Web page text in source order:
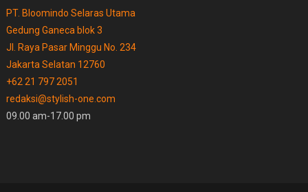
PT. Bloomindo Selaras Utama
Gedung Ganeca blok 3
Jl. Raya Pasar Minggu No. 234
Jakarta Selatan 12760
+62 21 797 2051
redaksi@stylish-one.com
09.00 am-17.00 pm